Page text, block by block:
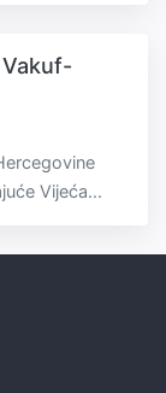
Vijeća...